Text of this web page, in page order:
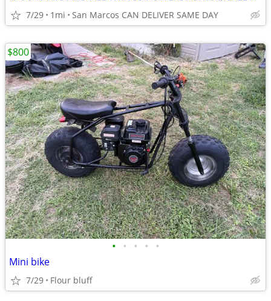
7/29 1mi San Marcos CAN DELIVER SAME DAY
• • • • •
Mini bike
7/29 Flour bluff
$800